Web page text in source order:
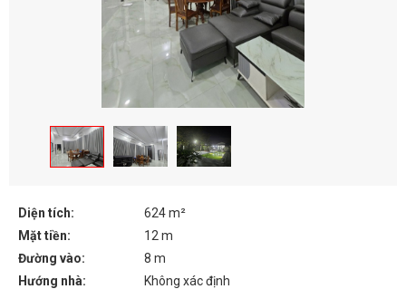
Diện tích:
624 m²
Mặt tiền:
12 m
Đường vào:
8 m
Hướng nhà:
Không xác định